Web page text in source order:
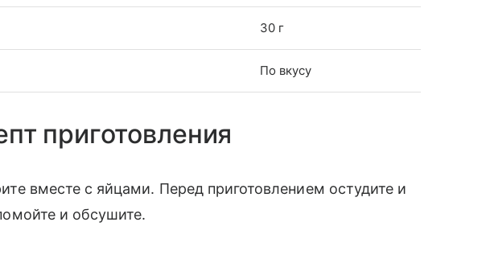
30 г
По вкусу
приготовления
вместе с яйцами. Перед приготовлением остудите и
и обсушите.